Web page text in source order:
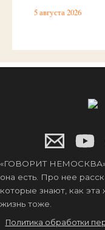
5 августа 2026
«ГОВОРИТ НЕМОСКВА»
она есть. Про нее
которые знают, как
жизнь тоже.
Политика обработки